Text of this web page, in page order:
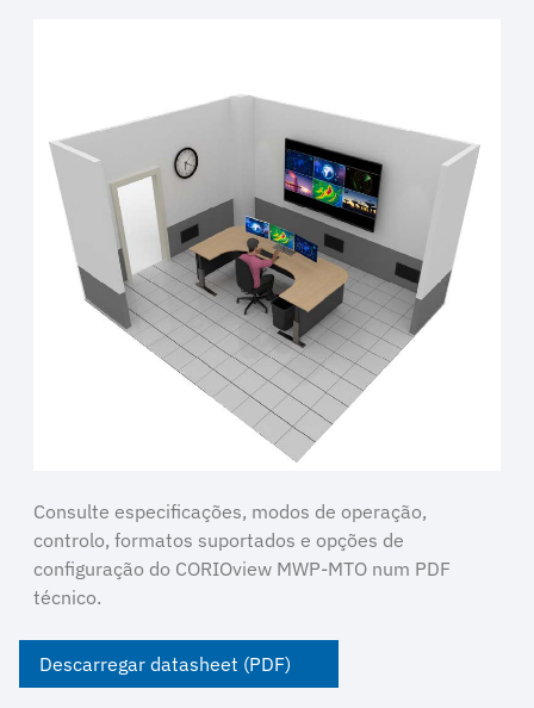
Consulte especificações, modos de operação,
controlo, formatos suportados e opções de
configuração do CORIOview MWP-MTO num PDF
técnico.
Descarregar datasheet (PDF)